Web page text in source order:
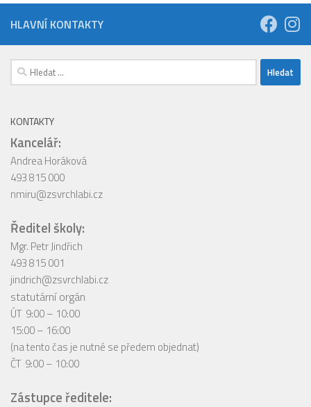
HLAVNÍ KONTAKTY
Vyhledávání
KONTAKTY
Kancelář:
Andrea Horáková
493 815 000
nmiru@zsvrchlabi.cz
Ředitel školy:
Mgr. Petr Jindřich
493 815 001
jindrich@zsvrchlabi.cz
statutární orgán
ÚT 9:00 – 10:00
15:00 – 16:00
(na tento čas je nutné se předem objednat)
ČT 9:00 – 10:00
Zástupce ředitele: